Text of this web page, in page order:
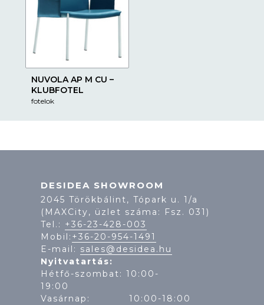
NUVOLA AP M CU –
KLUBFOTEL
fotelok
DESIDEA SHOWROOM
2045 Törökbálint, Tópark u. 1/a
(MAXCity, üzlet száma: Fsz. 031)
Tel.: +36-23-428-003
Mobil: +36-20-954-1491
E-mail: sales@desidea.hu
Nyitvatartás:
Hétfő-szombat: 10:00-
Vasárnap: 10:00-18:00